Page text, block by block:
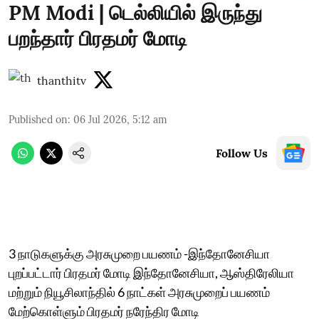
PM Modi | டெல்லியில் இருந்து
பறந்தார் பிரதமர் மோடி
thanthitv
Published on: 06 Jul 2026, 5:12 am
Follow Us
3 நாடுகளுக்கு அரசுமுறை பயணம் -இந்தோனேசியா
புறப்பட்டார் பிரதமர் மோடி இந்தோனேசியா, ஆஸ்திரேலியா
மற்றும் நியூசிலாந்தில் 6 நாட்கள் அரசுமுறைப் பயணம்
மேற்கொள்ளும் பிரதமர் நரேந்திர மோடி